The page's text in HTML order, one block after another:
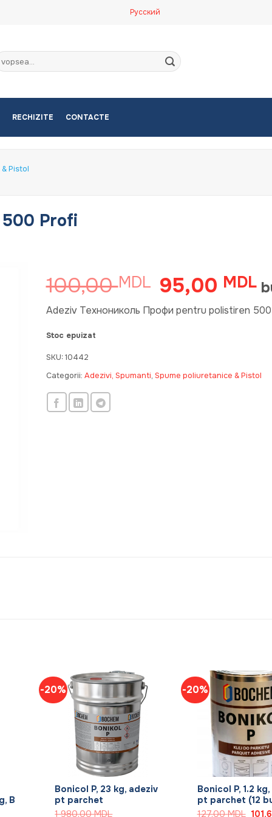
Русский
RECHIZITE CONTACTE
Pistol
Profi
100,00MDL Prețul
inițial
a
95,00 MDL
Adeziv Технониколь Профи pentru polistiren 500
Stoc epuizat
SKU:10442
Categorii: Adezivi, Spumanti, Spume poliuretanice & Pistol
B
-20%
Bonicol P, 23 kg, adeziv
pt parchet
1 980,00MDL
-20%
Bonicol P, 1.2
pt parchet (12
127,00MDL